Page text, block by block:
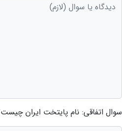
سوال اتفاقی: نام پایتخت ایران